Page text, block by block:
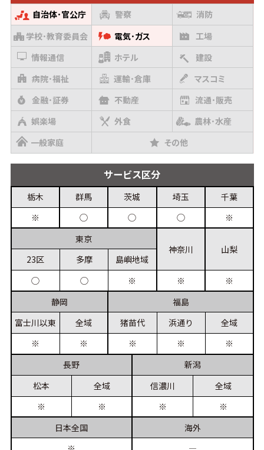
自治体･官公庁 警察
消防
学校･教育委員会
電気･ガス
工場
情報通信
ホテル
建設
病院･福祉
運輸･倉庫
マスコミ
金融･証券
不動産
流通･販売
娯楽場
外食
農林･水産
一般家庭
その他
サービス区分
栃木
※
群馬
◯
茨城
◯
埼玉
◯
千葉
※
東京
23区
◯
多摩
◯
島嶼地域
※
神奈川
※
山梨
※
静岡
富士川以東
※
全域
※
福島
猪苗代
※
浜通り
※
全域
※
長野
松本
※
全域
※
新潟
信濃川
※
全域
※
日本全国
海外